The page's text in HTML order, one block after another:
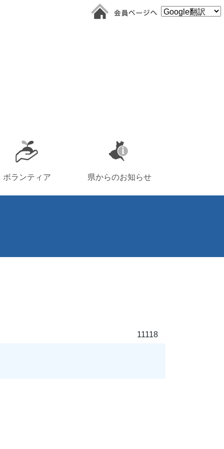
ボランティア 県からのお知らせ
11118